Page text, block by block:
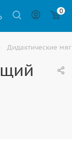
0
Дидактические